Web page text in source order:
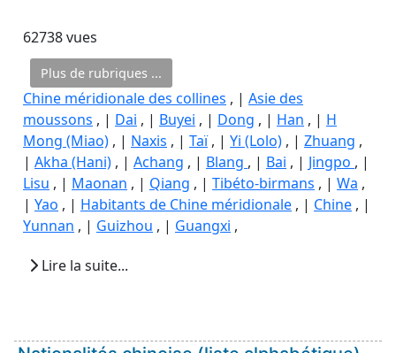
62738 vues
Plus de rubriques ...
Chine méridionale des collines , | Asie des
moussons , | Dai , | Buyei , | Dong , | Han , | H
Mong (Miao) , | Naxis , | Taï, | Yi (Lolo) , | Zhuang ,
| Akha (Hani) , | Achang , | Blang , | Bai , | Jingpo , |
Lisu , | Maonan , | Qiang , | Tibéto-birmans , | Wa ,
| Yao , | Habitants de Chine méridionale , | Chine , |
Yunnan , | Guizhou , | Guangxi ,
Lire la suite...